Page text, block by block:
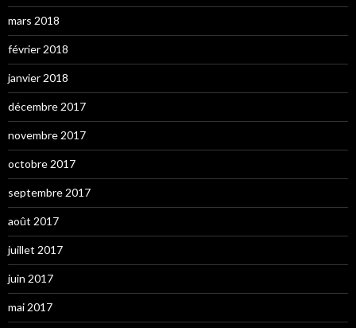
mars 2018
février 2018
janvier 2018
décembre 2017
novembre 2017
octobre 2017
septembre 2017
août 2017
juillet 2017
juin 2017
mai 2017